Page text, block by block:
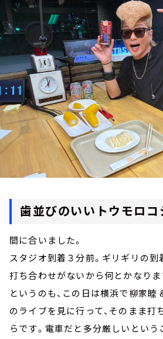
TBS Podcast
お知らせ
イベント・グッズ
YouTube
会社情報
歯並びのいいトウモロコ
間に合いました。
スタジオ到着３分前。ギリギリの到
打ち合わせがないから何とかなりま
というのも、この日は横浜で柳家
のライブを見に行って、そのまま打
らです。電車だと多分厳しいとい